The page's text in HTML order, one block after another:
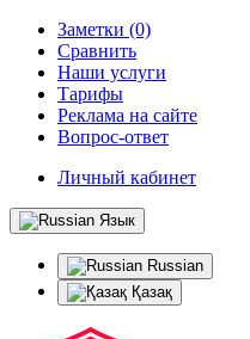
Заметки (0)
Сравнить
Наши услуги
Тарифы
Реклама на сайте
Вопрос-ответ
Личный кабинет
Язык
Russian
Қазақ